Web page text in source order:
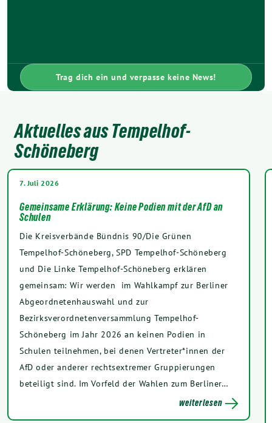
Trag dich ein und verpasse keine News!
Aktuelles aus Tempelhof-
Schöneberg
7. Juli 2026
Gemeinsame Erklärung: Keine Podien mit der AfD an
Schulen
Die Kreisverbände Bündnis 90/Die Grünen
Tempelhof-Schöneberg, SPD Tempelhof-Schöneberg
und Die Linke Tempelhof-Schöneberg erklären
gemeinsam: Wir werden im Wahlkampf zur Berliner
Abgeordnetenhauswahl und zur
Bezirksverordnetenversammlung Tempelhof-
Schöneberg im Jahr 2026 an keinen Podien in
Schulen teilnehmen, bei denen Vertreter*innen der
AfD oder anderer rechtsextremer Gruppierungen
beteiligt sind. Im Vorfeld der Wahlen zum Berliner…
weiterlesen